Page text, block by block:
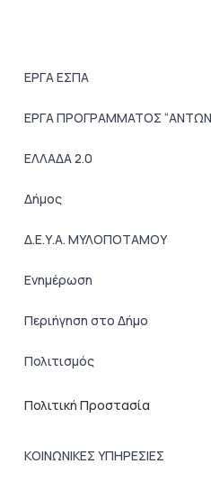
ΕΡΓΑ ΕΣΠΑ
ΕΡΓΑ ΠΡΟΓΡΑΜΜΑΤΟΣ
ΕΛΛΑΔΑ 2.0
Δήμος
Δ.Ε.Υ.Α. ΜΥΛΟΠΟΤΑΜΟΥ
Ενημέρωση
Περιήγηση στο Δήμο
Πολιτισμός
Πολιτική Προστασία
ΚΟΙΝΩΝΙΚΕΣ ΥΠΗΡΕΣΙΕΣ